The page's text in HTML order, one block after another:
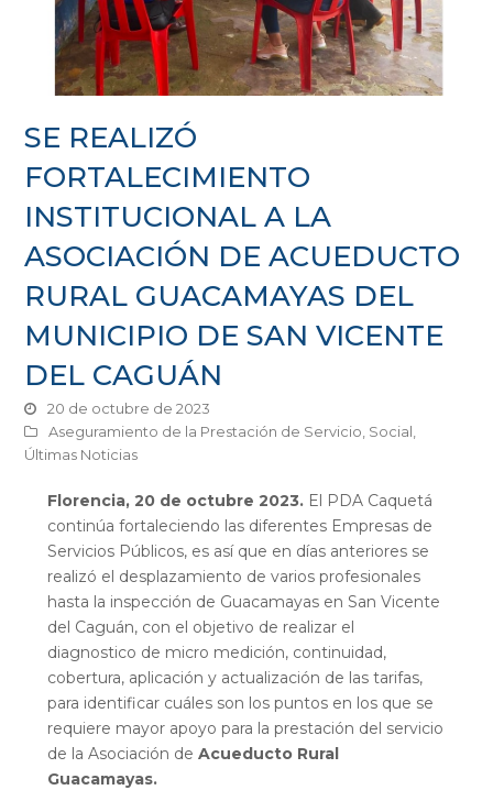
SE REALIZÓ
FORTALECIMIENTO
INSTITUCIONAL A LA
ASOCIACIÓN DE ACUEDUCTO
RURAL GUACAMAYAS DEL
MUNICIPIO DE SAN VICENTE
DEL CAGUÁN
20 de octubre de 2023
Aseguramiento de la Prestación de Servicio Social
Últimas Noticias
Florencia, 20 de octubre 2023.El PDA Caquetá
continúa fortaleciendo las diferentes Empresas de
Servicios Públicos, es así que en días anteriores se
realizó el desplazamiento de varios profesionales
hasta la inspección de Guacamayas en San Vicente
del Caguán, con el objetivo de realizar el
diagnostico de micro medición, continuidad,
cobertura, aplicación y actualización de las tarifas,
para identificar cuáles son los puntos en los que se
requiere mayor apoyo para la prestación del servicio
de la Asociación de Acueducto Rural
Guacamayas.